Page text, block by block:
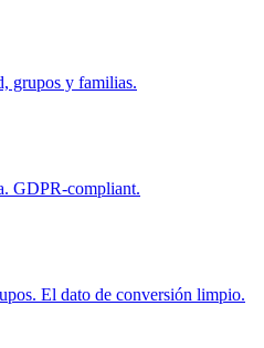
grupos y familias.
GDPR-compliant.
El dato de conversión limpio.